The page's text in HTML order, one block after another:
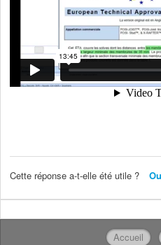
Cette réponse a-t-elle été utile ?
Accueil